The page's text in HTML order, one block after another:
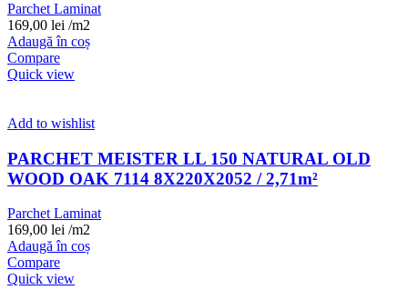
Parchet Laminat
169,00 lei /m2
Adaugă în coș
Compare
Quick view
Add to wishlist
PARCHET MEISTER LL 150 NATURAL OLD
WOOD OAK 7114 8X220X2052 / 2,71m²
Parchet Laminat
169,00 lei /m2
Adaugă în coș
Compare
Quick view